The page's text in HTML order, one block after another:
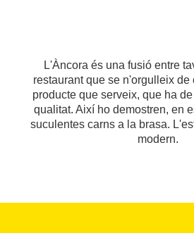
L'Àncora és una fusió entre
restaurant que se n'orgulleix de
producte que serveix, que ha
qualitat. Així ho demostren, en
suculentes carns a la brasa.
modern.